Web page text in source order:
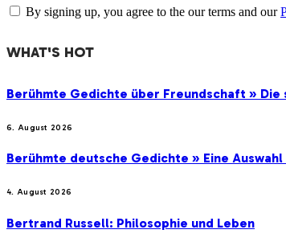
By signing up, you agree to the our terms and our
WHAT'S HOT
Berühmte Gedichte über Freundschaft »
6. August 2026
Berühmte deutsche Gedichte » Eine
4. August 2026
Bertrand Russell: Philosophie und Leben